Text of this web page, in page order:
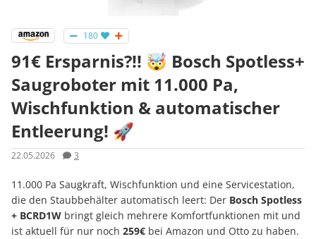
180
91€ Ersparnis?!! 🤯 Bosch Spotless+
Saugroboter mit 11.000 Pa,
Wischfunktion & automatischer
Entleerung! 🚀
22.05.2026 3
11.000 Pa Saugkraft, Wischfunktion und eine Servicestation,
die den Staubbehälter automatisch leert: Der Bosch Spotless
+ BCRD1W bringt gleich mehrere Komfortfunktionen mit und
ist aktuell für nur noch 259€ bei Amazon und Otto zu haben.